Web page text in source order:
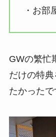
・お部
GWの繁忙
だけの特
たかった